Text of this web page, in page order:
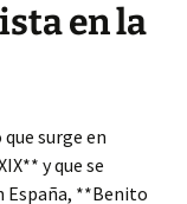
en la
surge en
y que se
España, **Benito